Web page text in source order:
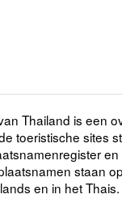
Thailand is een
toeristische sites
staan
en in het Thais.